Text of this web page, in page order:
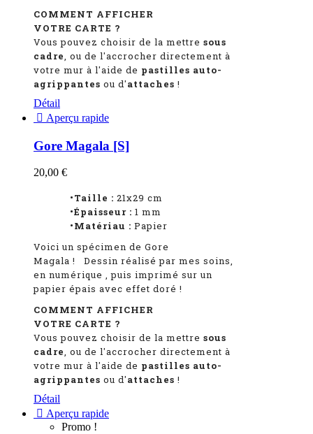
COMMENT AFFICHER
VOTRE CARTE ?
Vous pouvez choisir de la mettre sous
cadre, ou de l'accrocher directement à
votre mur à l'aide de pastilles auto-
agrippantes ou d'attaches !
Détail
 Aperçu rapide
Gore Magala [S]
20,00 €
•Taille : 21x29 cm
•Épaisseur : 1 mm
•Matériau : Papier
Voici un spécimen de Gore
Magala !
Dessin réalisé par mes soins,
en numérique , puis imprimé sur un
papier épais avec effet doré !
COMMENT AFFICHER
VOTRE CARTE ?
Vous pouvez choisir de la mettre sous
cadre, ou de l'accrocher directement à
votre mur à l'aide de pastilles auto-
agrippantes ou d'attaches !
Détail
 Aperçu rapide
Promo !